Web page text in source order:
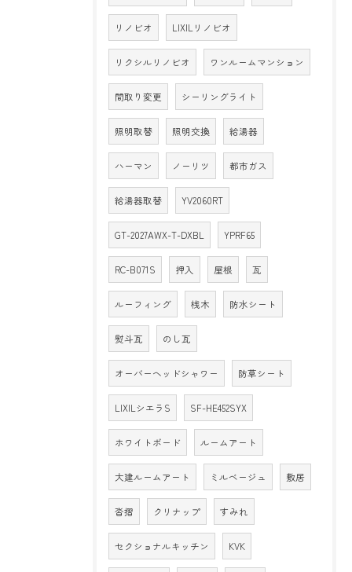
リノビオ LIXILリノビオ
リクシルリノビオ ワンルームマンション
間取り変更 シーリングライト
照明取替 照明交換 給湯器
ハーマン ノーリツ 都市ガス
給湯器取替 YV2060RT
GT-2027AWX-T-DXBL YPRF65
RC-B071S 押入 屋根 瓦
ルーフィング 桟木 防水シート
熨斗瓦 のし瓦
オーバーヘッドシャワー 防草シート
LIXILシエラS SF-HE452SYX
ホワイトボード ルームアート
大建ルームアート ミルベージュ 敷居
沓摺 クリナップ すみれ
セクショナルキッチン KVK